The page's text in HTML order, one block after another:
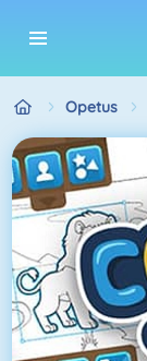
Opetus